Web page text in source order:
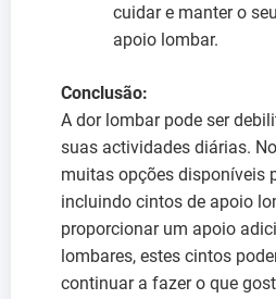
cuidar e manter o
apoio lombar.
Conclusão:
A dor lombar pode ser
suas actividades diárias.
muitas opções disponíveis
incluindo cintos de apoio
proporcionar um apoio
lombares, estes cintos
continuar a fazer o que